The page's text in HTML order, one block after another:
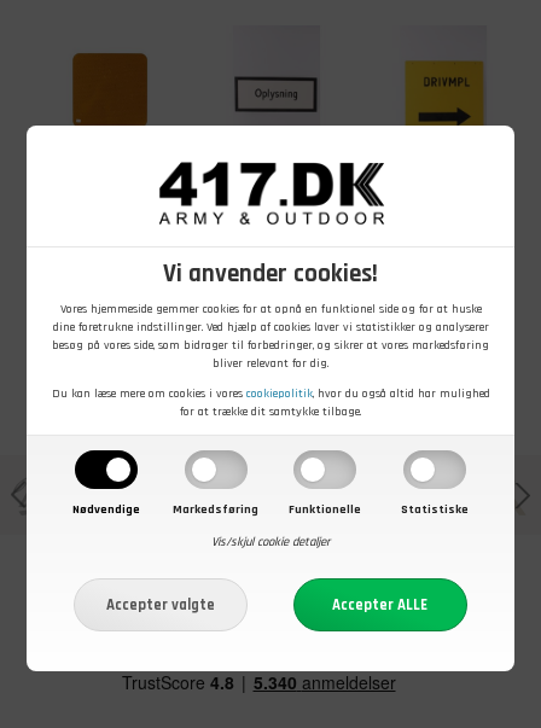
Vi anvender cookies!
Vores hjemmeside gemmer cookies for at opnå en funktionel side og for at huske
dine foretrukne indstillinger. Ved hjælp af cookies laver vi statistikker og analyserer
besøg på vores side, som bidrager til forbedringer, og sikrer at vores markedsføring
bliver relevant for dig.
Du kan læse mere om cookies i vores cookiepolitik, hvor du også altid har mulighed
for at trække dit samtykke tilbage.
Nødvendige Markedsføring Funktionelle
Statistiske
Vis/skjul cookie detaljer
cm, Ubrugt
20,00DKK
Skilt, Hvid pap,
Oplysning
På lager - Køb nu
Skilt, SE,
"DRIVMPL + pil"